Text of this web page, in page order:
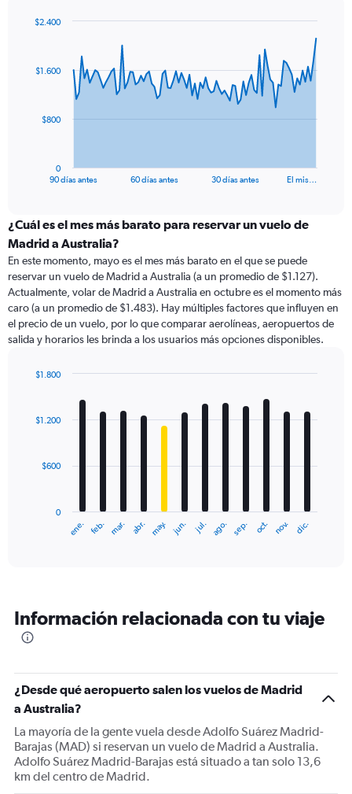
data
The
categories.
Range:
categories.
The
chart
has
1
Y
displaying
90 días antes 60 días antes 30 días antes El mis…
0
$800
$1.600
$2.400
¿Cuál es el mes más barato para reservar un vuelo de
Madrid a Australia?
En este momento, mayo es el mes más barato en el que se puede
reservar un vuelo de Madrid a Australia (a un promedio de $1.127).
Actualmente, volar de Madrid a Australia en octubre es el momento más
caro (a un promedio de $1.483). Hay múltiples factores que influyen en
el precio de un vuelo, por lo que comparar aerolíneas, aeropuertos de
salida y horarios les brinda a los usuarios más opciones disponibles.
with
12
The
categories.
The
Y
axis
displaying
values.
Range:
0
to
ene. feb. mar. abr. may. jun. jul. ago. sep. oct. nov. dic.
0
$600
$1.200
$1.800
Información relacionada con tu viaje
¿Desde qué aeropuerto salen los vuelos de Madrid
a Australia?
La mayoría de la gente vuela desde Adolfo Suárez Madrid-
Barajas (MAD) si reservan un vuelo de Madrid a Australia.
Adolfo Suárez Madrid-Barajas está situado a tan solo 13,6
km del centro de Madrid.